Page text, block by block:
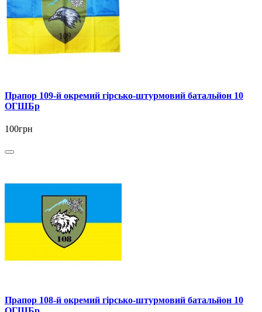
Прапор 109-й окремий гірсько-штурмовий батальйон 10
ОГШБр
100грн
Прапор 108-й окремий гірсько-штурмовий батальйон 10